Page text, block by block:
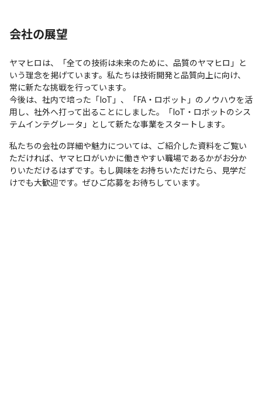
会社の展望
ヤマヒロは、「全ての技術は未来のために、品質のヤマヒロ」と
いう理念を掲げています。私たちは技術開発と品質向上に向け、
常に新たな挑戦を行っています。
今後は、社内で培った「IoT」、「FA・ロボット」のノウハウを活
用し、社外へ打って出ることにしました。「IoT・ロボットのシス
テムインテグレータ」として新たな事業をスタートします。
私たちの会社の詳細や魅力については、ご紹介した資料をご覧い
ただければ、ヤマヒロがいかに働きやすい職場であるかがお分か
りいただけるはずです。もし興味をお持ちいただけたら、見学だ
けでも大歓迎です。ぜひご応募をお待ちしています。